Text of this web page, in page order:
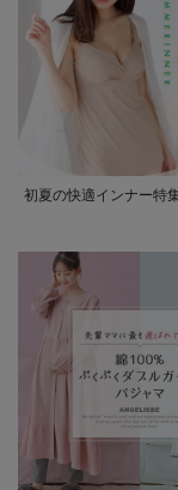
初夏の快適インナー特